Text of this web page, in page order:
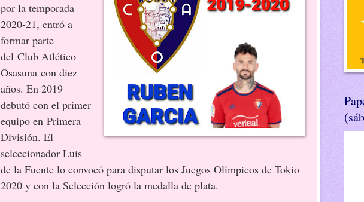
por la temporada
2020-21, entró a
formar parte
del Club Atlético
Osasuna con diez
años. En 2019
debutó con el primer
equipo en Primera
División. El
seleccionador Luis
de la Fuente lo convocó para disputar los Juegos Olímpicos de Tokio
2020 y con la Selección logró la medalla de plata.